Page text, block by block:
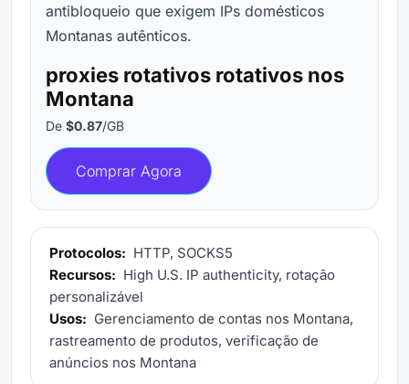
antibloqueio que exigem IPs domésticos
Montanas autênticos.
proxies rotativos rotativos nos
Montana
De $0.87/GB
Comprar Agora
Protocolos: HTTP, SOCKS5
Recursos: High U.S. IP authenticity, rotação
personalizável
Usos: Gerenciamento de contas nos Montana,
rastreamento de produtos, verificação de
anúncios nos Montana